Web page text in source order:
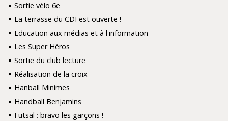
Sortie vélo 6e
La terrasse du CDI est ouverte !
Education aux médias et à l'information
Les Super Héros
Sortie du club lecture
Réalisation de la croix
Hanball Minimes
Handball Benjamins
Futsal : bravo les garçons !